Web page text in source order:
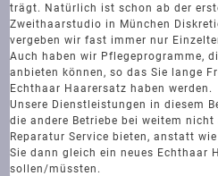
trägt. Natürlich ist schon ab der
Zweithaarstudio in München
vergeben wir fast immer nur
Auch haben wir Pflegeprogramme,
anbieten können, so das Sie lange
Echthaar Haarersatz haben werden.
Unsere Dienstleistungen in diesem
die andere Betriebe bei weitem
Reparatur Service bieten, anstatt
Sie dann gleich ein neues Echthaar
sollen/müssten.